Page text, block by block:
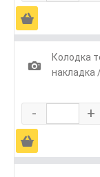
Ä
1
Колодка
накладка
- +
Ä